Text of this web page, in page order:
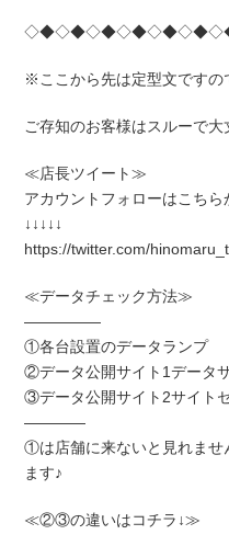
※ここから先は定型文ですの
ご存知のお客様はスルーで
≪店長ツイート≫
アカウントフォローはこちら
↓↓↓↓↓
https://twitter.com/
≪データチェック方法≫
―――――
①各台設置のデータランプ
②データ公開サイト1データ
③データ公開サイト2サイト
――――
①は店舗に来ないと見れま
ます♪
≪②③の違いはコチラ↓≫